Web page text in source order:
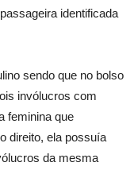
identificada
sendo que no bolso
invólucros com
feminina que
direito, ela possuía
da mesma